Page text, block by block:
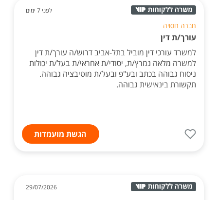
לפני 7 ימים
חברה חסויה
עורך/ת דין
למשרד עורכי דין מוביל בתל-אביב דרוש/ה עורך/ת דין
למשרה מלאה נמרץ/ת, יסודי/ת אחראי/ת בעל/ת יכולות
ניסוח גבוהה בכתב ובע"פ ובעל/ת מוטיבציה גבוהה.
תקשורת בינאישית גבוהה.
הגשת מועמדות
29/07/2026